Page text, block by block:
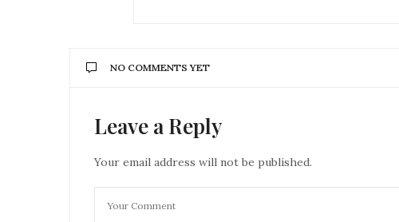
NO COMMENTS YET
Leave a Reply
Your email address will not be published.